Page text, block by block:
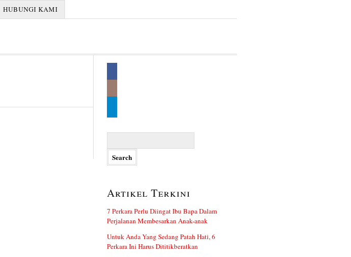
HUBUNGI KAMI
Artikel Terkini
7 Perkara Perlu Diingat Ibu Bapa Dalam
Perjalanan Membesarkan Anak-anak
Untuk Anda Yang Sedang Patah Hati, 6
Perkara Ini Harus Dititikberatkan